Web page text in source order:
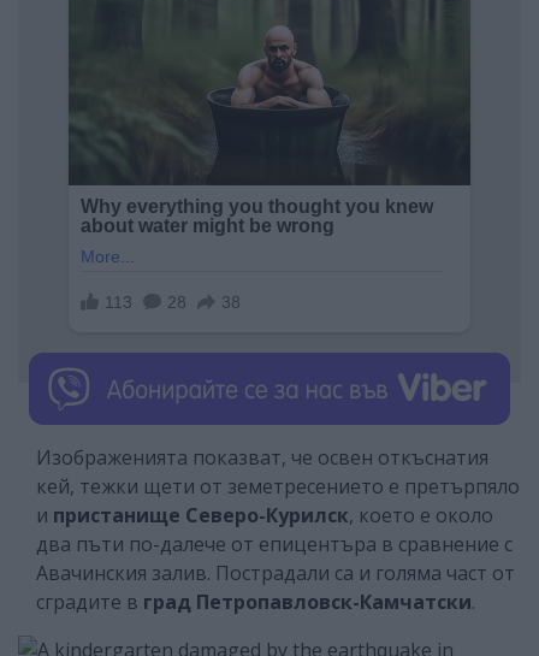
Изображенията показват, че освен откъснатия
кей, тежки щети от земетресението е претърпяло
и пристанище Северо-Курилск, което е около
два пъти по-далече от епицентъра в сравнение с
Авачинския залив. Пострадали са и голяма част от
сградите в град Петропавловск-Камчатски.